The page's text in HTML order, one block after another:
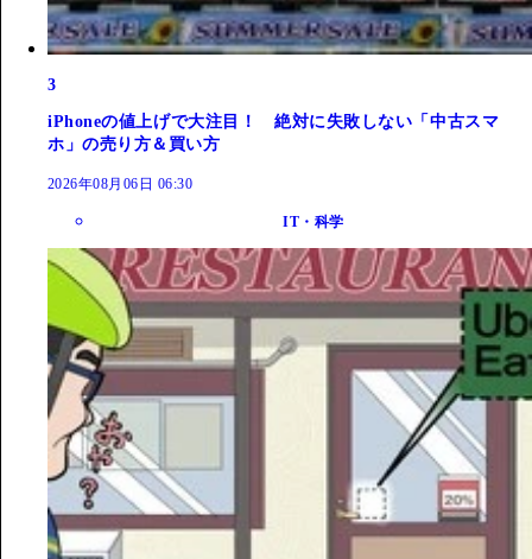
3
iPhoneの値上げで大注目！ 絶対に失敗しない「中古スマ
ホ」の売り方＆買い方
2026年08月06日 06:30
IT・科学